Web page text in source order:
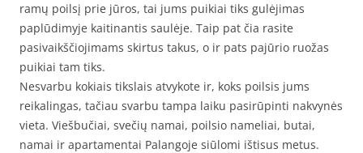
ramų poilsį prie jūros, tai jums puikiai tiks gulėjimas
paplūdimyje kaitinantis saulėje. Taip pat čia rasite
pasivaikščiojimams skirtus takus, o ir pats pajūrio ruožas
puikiai tam tiks.
Nesvarbu kokiais tikslais atvykote ir, koks poilsis jums
reikalingas, tačiau svarbu tampa laiku pasirūpinti nakvynės
vieta. Viešbučiai, svečių namai, poilsio nameliai, butai,
namai ir apartamentai Palangoje siūlomi ištisus metus.